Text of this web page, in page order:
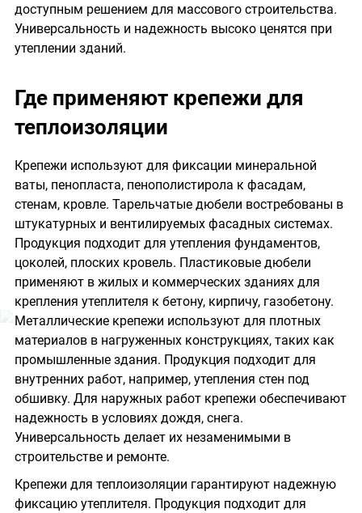
доступным решением для массового строительства.
Универсальность и надежность высоко ценятся при
утеплении зданий.
Где применяют крепежи для
теплоизоляции
Крепежи используют для фиксации минеральной
ваты, пенопласта, пенополистирола к фасадам,
стенам, кровле. Тарельчатые дюбели востребованы в
штукатурных и вентилируемых фасадных системах.
Продукция подходит для утепления фундаментов,
цоколей, плоских кровель. Пластиковые дюбели
применяют в жилых и коммерческих зданиях для
крепления утеплителя к бетону, кирпичу, газобетону.
Металлические крепежи используют для плотных
материалов в нагруженных конструкциях, таких как
промышленные здания. Продукция подходит для
внутренних работ, например, утепления стен под
обшивку. Для наружных работ крепежи обеспечивают
надежность в условиях дождя, снега.
Универсальность делает их незаменимыми в
строительстве и ремонте.
Крепежи для теплоизоляции гарантируют надежную
фиксацию утеплителя. Продукция подходит для